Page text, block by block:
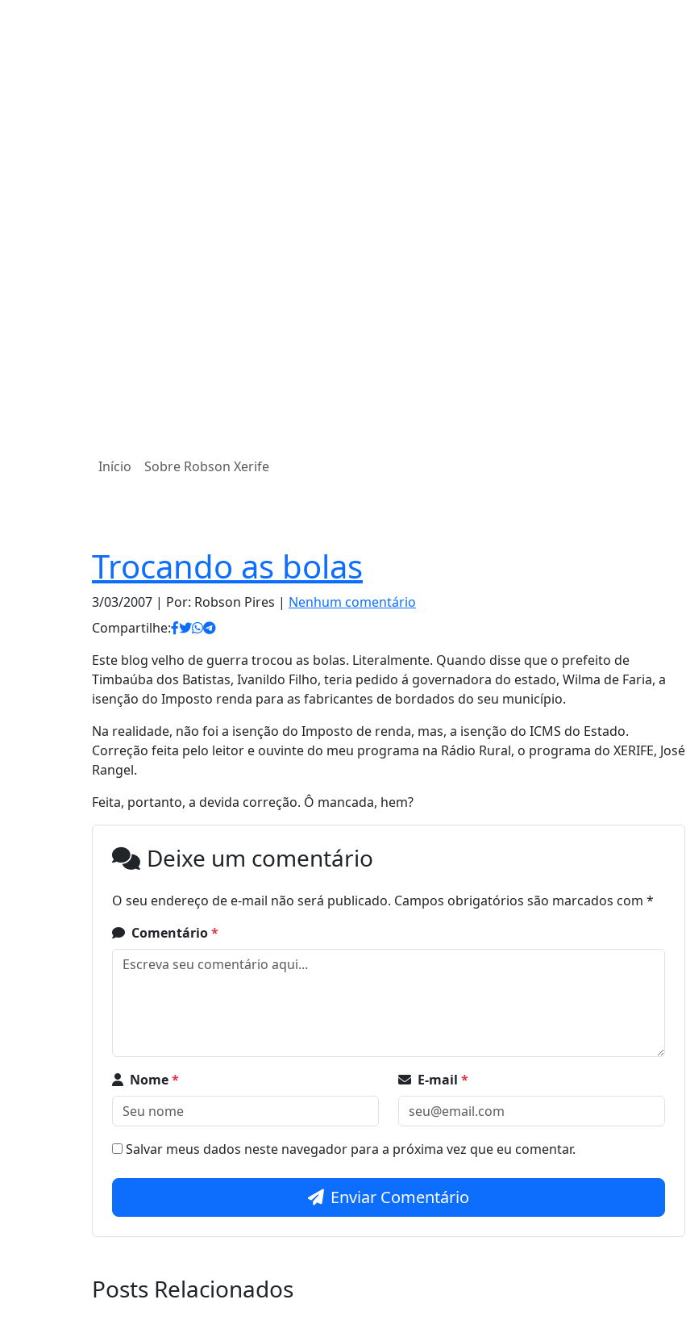
Início Sobre Robson Xerife
Trocando as bolas
3/03/2007 | Por: Robson Pires | Nenhum comentário
Compartilhe:
Este blog velho de guerra trocou as bolas. Literalmente. Quando disse que o prefeito de
Timbaúba dos Batistas, Ivanildo Filho, teria pedido á governadora do estado, Wilma de Faria, a
isenção do Imposto renda para as fabricantes de bordados do seu município.
Na realidade, não foi a isenção do Imposto de renda, mas, a isenção do ICMS do Estado.
Correção feita pelo leitor e ouvinte do meu programa na Rádio Rural, o programa do XERIFE, José
Rangel.
Feita, portanto, a devida correção. Ô mancada, hem?
Deixe um comentário
O seu endereço de e-mail não será publicado. Campos obrigatórios são marcados com *
Comentário*
Nome* E-mail *
Salvar meus dados neste navegador para a próxima vez que eu comentar.
Enviar Comentário
Posts Relacionados